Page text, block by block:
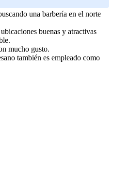
una barbería en el norte
buenas y atractivas
mucho gusto.
también es empleado como